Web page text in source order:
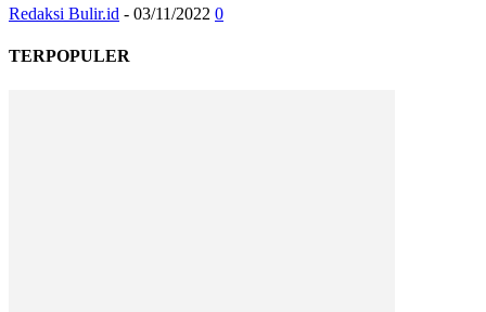
Redaksi Bulir.id - 03/11/2022 0
TERPOPULER